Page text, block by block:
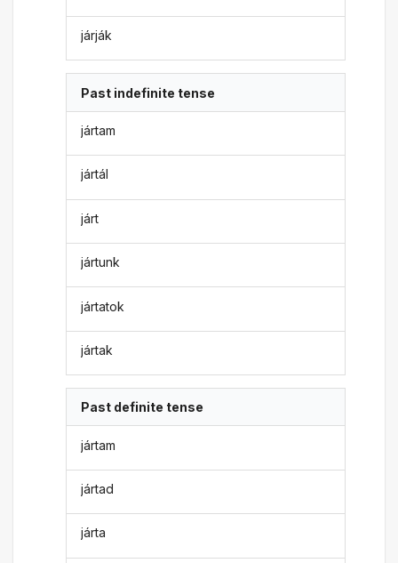
járják
Past indefinite tense
jártam
jártál
járt
jártunk
jártatok
jártak
Past definite tense
jártam
jártad
járta